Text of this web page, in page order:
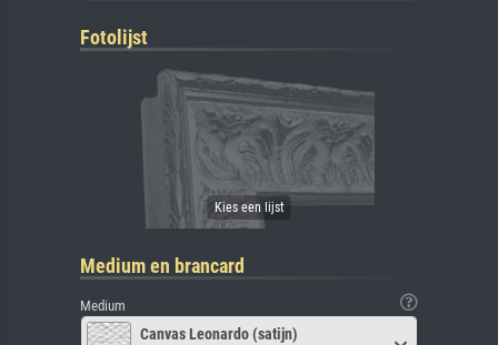
Fotolijst
Medium en brancard
Medium
Canvas Leonardo (satijn)